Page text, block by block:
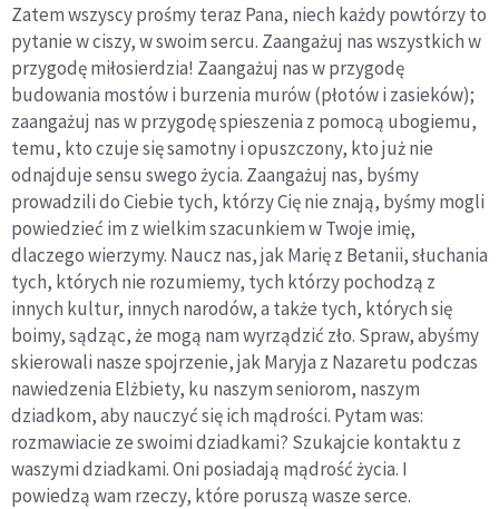
Zatem wszyscy prośmy teraz Pana, niech każdy powtórzy to
pytanie w ciszy, w swoim sercu. Zaangażuj nas wszystkich w
przygodę miłosierdzia! Zaangażuj nas w przygodę
budowania mostów i burzenia murów (płotów i zasieków);
zaangażuj nas w przygodę spieszenia z pomocą ubogiemu,
temu, kto czuje się samotny i opuszczony, kto już nie
odnajduje sensu swego życia. Zaangażuj nas, byśmy
prowadzili do Ciebie tych, którzy Cię nie znają, byśmy mogli
powiedzieć im z wielkim szacunkiem w Twoje imię,
dlaczego wierzymy. Naucz nas, jak Marię z Betanii, słuchania
tych, których nie rozumiemy, tych którzy pochodzą z
innych kultur, innych narodów, a także tych, których się
boimy, sądząc, że mogą nam wyrządzić zło. Spraw, abyśmy
skierowali nasze spojrzenie, jak Maryja z Nazaretu podczas
nawiedzenia Elżbiety, ku naszym seniorom, naszym
dziadkom, aby nauczyć się ich mądrości. Pytam was:
rozmawiacie ze swoimi dziadkami? Szukajcie kontaktu z
waszymi dziadkami. Oni posiadają mądrość życia. I
powiedzą wam rzeczy, które poruszą wasze serce.